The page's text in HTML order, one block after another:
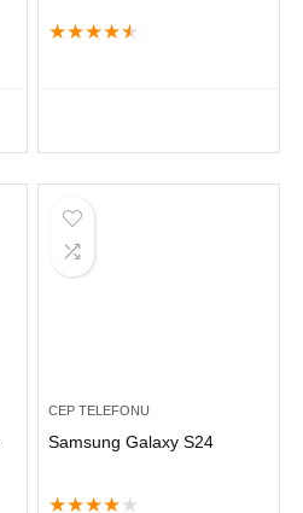
★★★★★
CEP TELEFONU
Samsung Galaxy S24
★★★★ ★